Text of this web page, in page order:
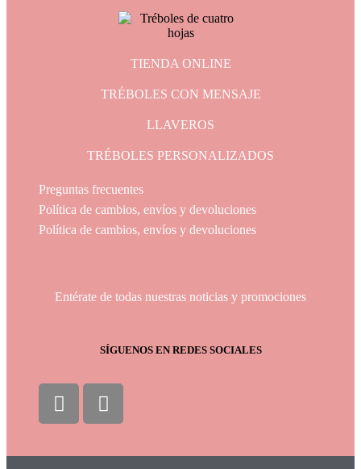
TIENDA ONLINE
TRÉBOLES CON MENSAJE
LLAVEROS
TRÉBOLES PERSONALIZADOS
Preguntas frecuentes
Política de cambios, envíos y devoluciones
Política de cambios, envíos y devoluciones
Entérate de todas nuestras noticias y promociones
SÍGUENOS EN REDES SOCIALES